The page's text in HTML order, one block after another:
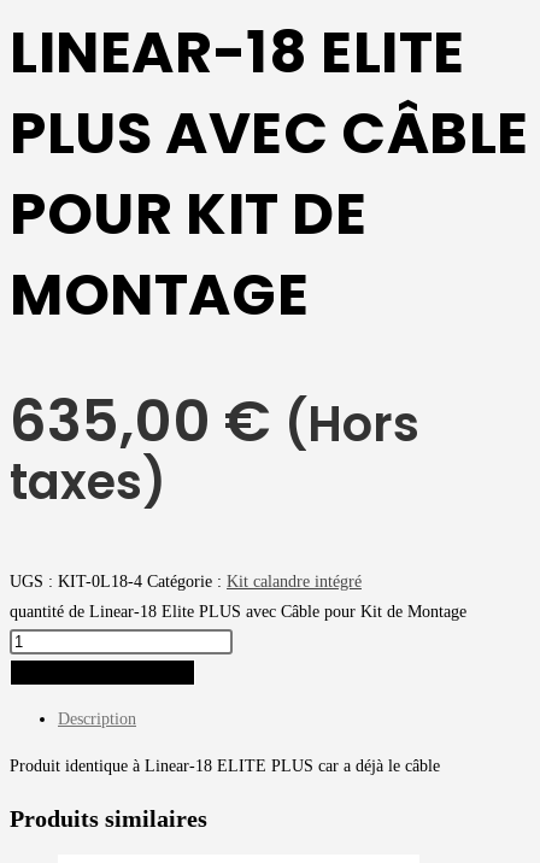
LINEAR-18 ELITE
PLUS AVEC CÂBLE
POUR KIT DE
MONTAGE
635,00 € (Hors
taxes)
UGS : KIT-0L18-4 Catégorie : Kit calandre intégré
quantité de Linear-18 Elite PLUS avec Câble pour Kit de Montage
Description
Produit identique à Linear-18 ELITE PLUS car a déjà le câble
Produits similaires